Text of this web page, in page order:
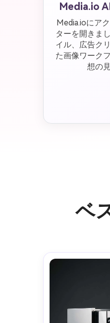
Media.io
Media.ioにア
ターを開きま
イル、広告ク
た画像ワーク
想の
ベ